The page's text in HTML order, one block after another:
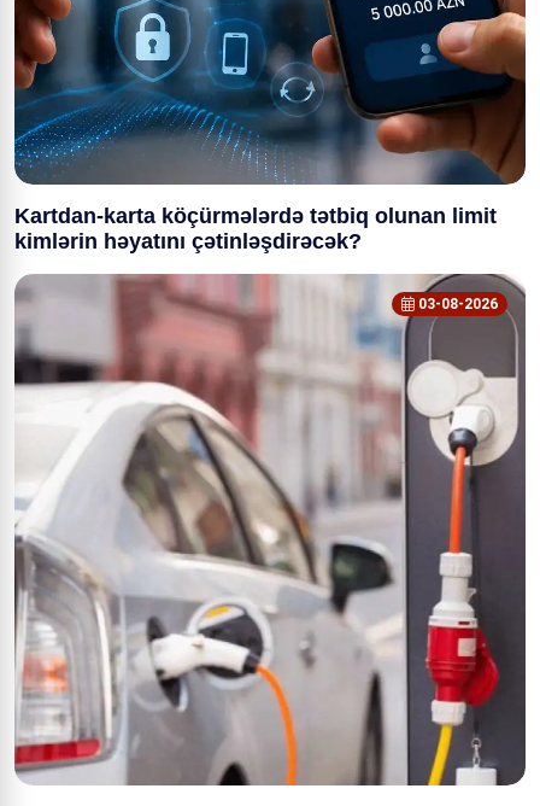
Kartdan-karta köçürmələrdə tətbiq olunan limit
kimlərin həyatını çətinləşdirəcək?
03-08-2026